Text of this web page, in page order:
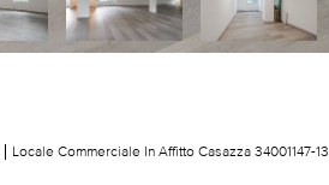
Locale Commerciale In Affitto Casazza 34001147-13